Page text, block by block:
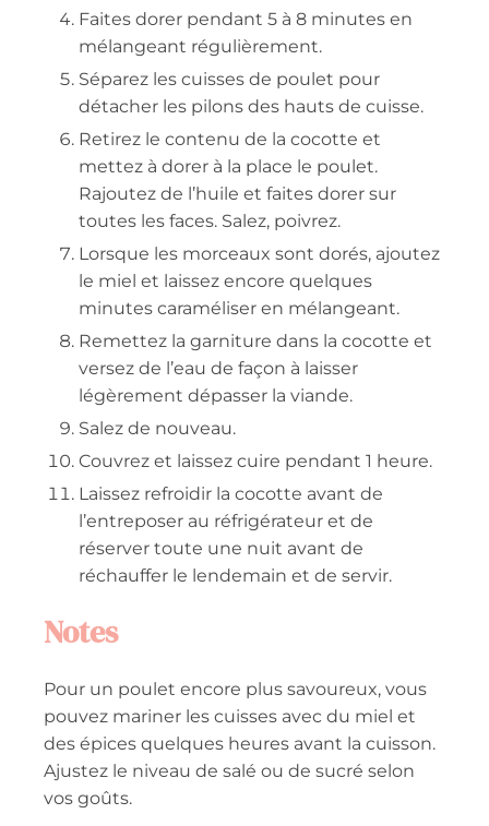
Faites dorer pendant 5 à 8 minutes en
mélangeant régulièrement.
Séparez les cuisses de poulet pour
détacher les pilons des hauts de cuisse.
Retirez le contenu de la cocotte et
mettez à dorer à la place le poulet.
Rajoutez de l’huile et faites dorer sur
toutes les faces. Salez, poivrez.
Lorsque les morceaux sont dorés, ajoutez
le miel et laissez encore quelques
minutes caraméliser en mélangeant.
Remettez la garniture dans la cocotte et
versez de l’eau de façon à laisser
légèrement dépasser la viande.
Salez de nouveau.
Couvrez et laissez cuire pendant 1 heure.
Laissez refroidir la cocotte avant de
l’entreposer au réfrigérateur et de
réserver toute une nuit avant de
réchauffer le lendemain et de servir.
Notes
Pour un poulet encore plus savoureux, vous
pouvez mariner les cuisses avec du miel et
des épices quelques heures avant la cuisson.
Ajustez le niveau de salé ou de sucré selon
vos goûts.